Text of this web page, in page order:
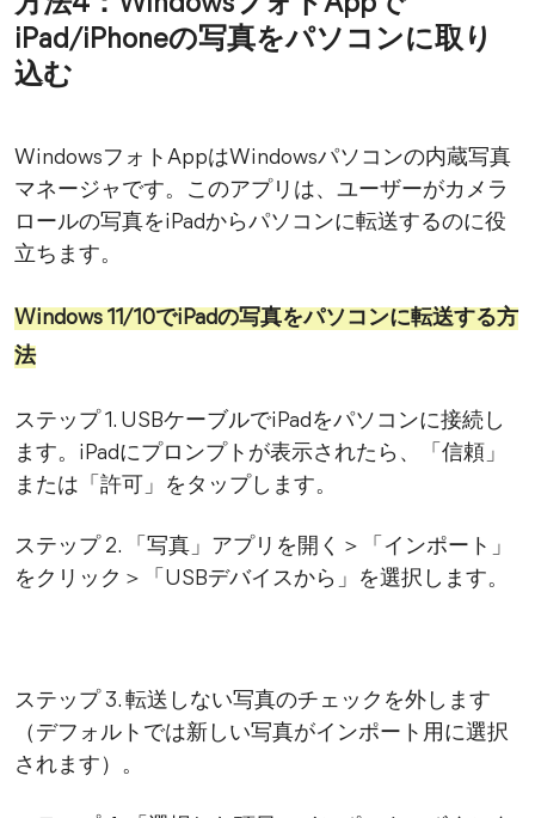
iPad/iPhoneの写真をパソコンに取り
込む
WindowsフォトAppはWindowsパソコンの内蔵写真
マネージャです。このアプリは、ユーザーがカメラ
ロールの写真をiPadからパソコンに転送するのに役
立ちます。
Windows 11/10でiPadの写真をパソコンに転送する方
法
ステップ 1. USBケーブルでiPadをパソコンに接続し
ます。iPadにプロンプトが表示されたら、「信頼」
または「許可」をタップします。
ステップ 2. 「写真」アプリを開く＞「インポート」
をクリック＞「USBデバイスから」を選択します。
ステップ 3. 転送しない写真のチェックを外します
（デフォルトでは新しい写真がインポート用に選択
されます）。